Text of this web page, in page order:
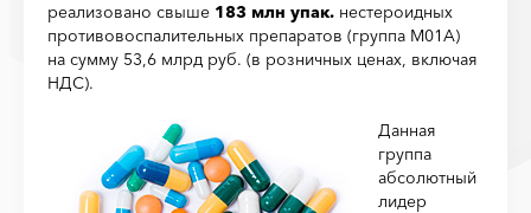
реализовано свыше 183 млн упак. нестероидных
противовоспалительных препаратов (группа M01A)
на сумму 53,6 млрд руб. (в розничных ценах, включая
НДС).
Данная
группа
абсолютный
лидер